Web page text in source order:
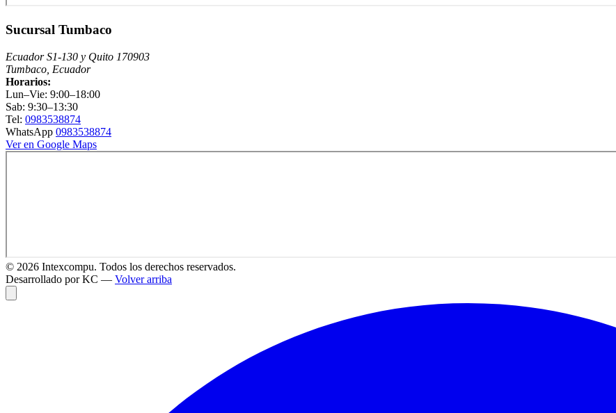
Sucursal Tumbaco
Ecuador S1-130 y Quito 170903
Tumbaco, Ecuador
Horarios:
Lun–Vie: 9:00–18:00
Sab: 9:30–13:30
Tel: 0983538874
WhatsApp 0983538874
Ver en Google Maps
© 2026 Intexcompu. Todos los derechos reservados.
Desarrollado por KC — Volver arriba